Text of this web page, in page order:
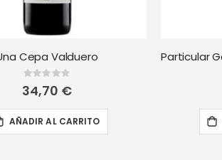
Cepa Valduero
Rating:
0%
34,70 €
AÑADIR AL CARRITO